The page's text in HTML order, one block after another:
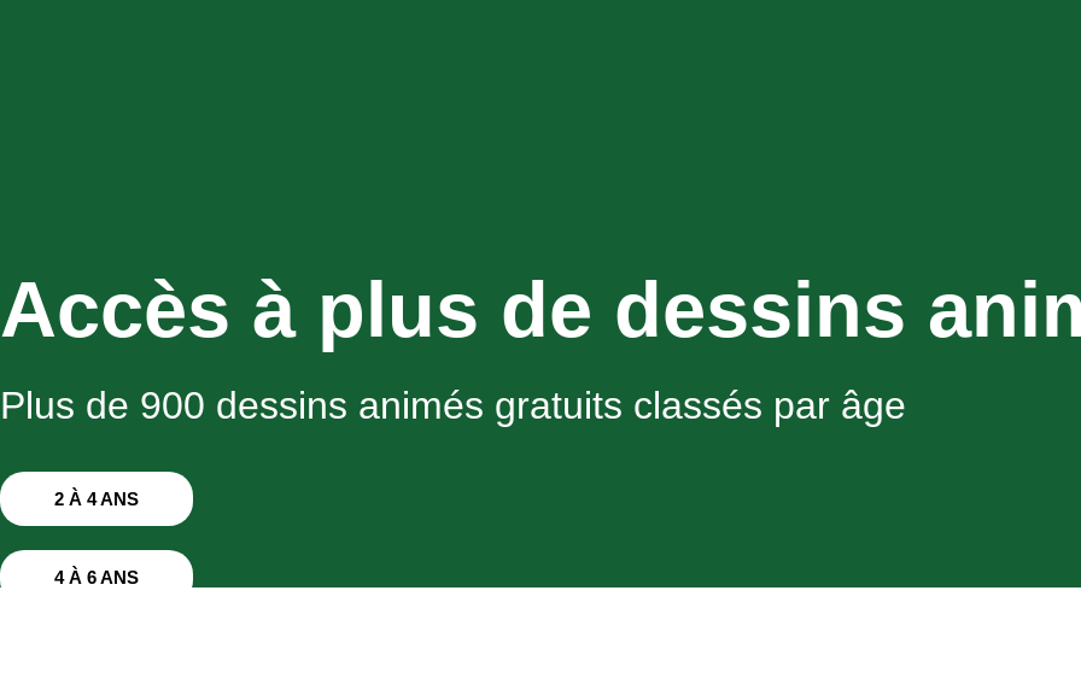
Accès à plus de dessins
Plus de 900 dessins animés gratuits classés par âge
2 À 4 ANS
4 À 6 ANS